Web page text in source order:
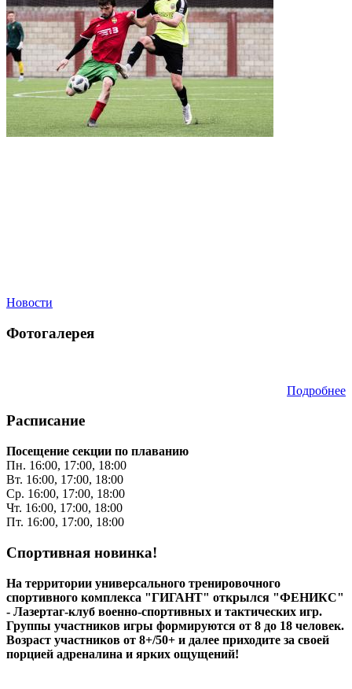
Новости
Фотогалерея
Подробнее
Расписание
Посещение секции по плаванию
Пн. 16:00, 17:00, 18:00
Вт. 16:00, 17:00, 18:00
Ср. 16:00, 17:00, 18:00
Чт. 16:00, 17:00, 18:00
Пт. 16:00, 17:00, 18:00
Спортивная новинка!
На территории универсального тренировочного
спортивного комплекса "ГИГАНТ" открылся "ФЕНИКС"
- Лазертаг-клуб военно-спортивных и тактических игр.
Группы участников игры формируются от 8 до 18 человек.
Возраст участников от 8+/50+ и далее приходите за своей
порцией адреналина и ярких ощущений!